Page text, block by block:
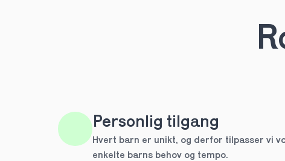
1 ud af 9 for at finde den rette
HTX
IB
Personlig tilgang
Hvert barn er unikt, og derfor tilpasser vi
enkelte barns behov og tempo.